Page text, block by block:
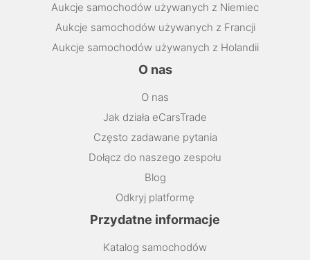
Aukcje samochodów używanych z Niemiec
Aukcje samochodów używanych z Francji
Aukcje samochodów używanych z Holandii
O nas
O nas
Jak działa eCarsTrade
Często zadawane pytania
Dołącz do naszego zespołu
Blog
Odkryj platformę
Przydatne informacje
Katalog samochodów